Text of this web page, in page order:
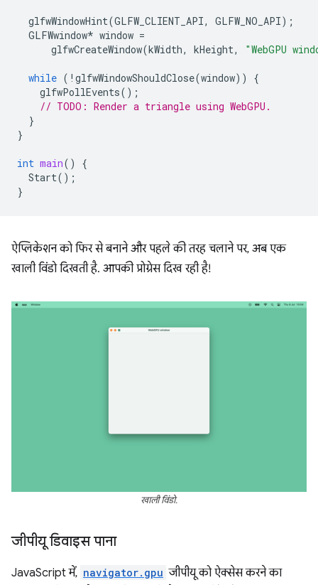
glfwWindowHint(GLFW_CLIENT_API, GLFW_NO_API);
GLFWwindow* window =
glfwCreateWindow(kWidth, kHeight, "WebGPU
while ( ! glfwWindowShouldClose(window))
{
glfwPollEvents();
// TODO: Render a triangle using WebGPU.
}
}
int main()
{
Start();
}
ऐप्लिकेशन को फिर से बनाने और पहले की तरह चलाने पर, अब एक
खाली विंडो दिखती है. आपकी प्रोग्रेस दिख रही है!
खाली विंडो.
जीपीयू डिवाइस पाना
JavaScript में, navigator.gpu जीपीयू को ऐक्सेस करने का